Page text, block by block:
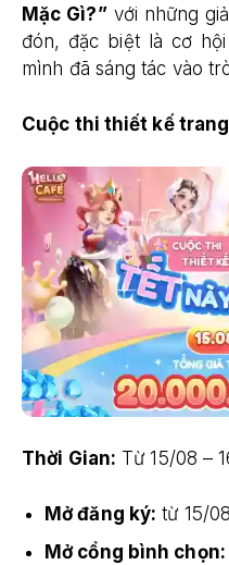
Mặc Gì?”với những
đón, đặc biệt là cơ
mình đã sáng tác vào
Cuộc thi thiết kế
Thời Gian: Từ 15/08 –
Mở đăng ký: từ 15/
Mở cổng bình chọn: